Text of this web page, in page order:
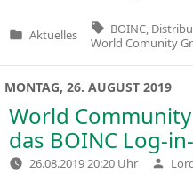
Veröffentlicht
Aktuelles
Tags:
BOINC
World Comunity
MONTAG, 26. AUGUST 2019
World
das BOINC Log-
26.08.2019 20:20 Uhr
von